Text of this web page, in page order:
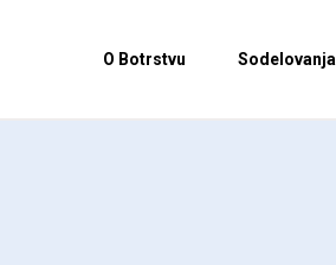
O Botrstvu Sodelovanja